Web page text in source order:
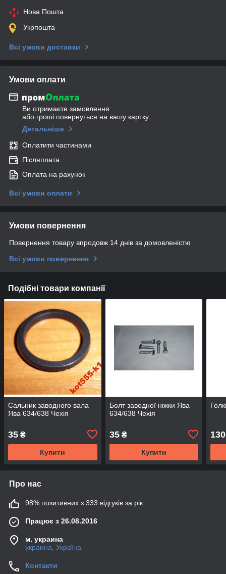
Нова Пошта
Укрпошта
Всі умови доставки
Умови оплати
Ви отримаєте замовлення
або гроші повернуться на вашу картку
Детальніше
Оплатити частинами
Післяплата
Оплата на рахунок
Всі умови оплати
Умови повернення
Повернення товару впродовж 14 днів за домовленістю
Всі умови повернення
Подібні товари компанії
Сальник заводного вала
Ява 634/638 Чехія
35 ₴
Купити
Болт заводної ніжки Ява
634/638 Чехія
35₴
Купити
130
Про нас
98% позитивних з 333 відгуків за рік
Працює з 26.08.2016
м. украина
украина, Україна
Контакти